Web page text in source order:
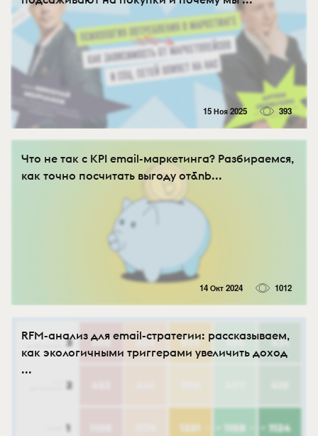
15 Ноя 2025 393
Что не так с KPI email-маркетинга? Разбираемся,
как точно посчитать выгоду от&nb...
14 Окт 2024 1012
RFM-анализ для email-стратегии: рассказываем,
как экологичными триггерами увеличить доход
...